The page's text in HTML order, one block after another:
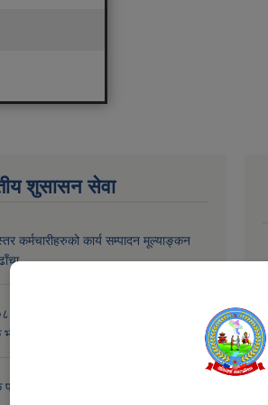
शुसासन सेवा
कर्मचारीहरुको कार्य सम्पादन मूल्याङ्कन
को सामाजिक सुरक्षा भत्ताको चोथौ
विवरण
प्रतिवेदन ढाँचा